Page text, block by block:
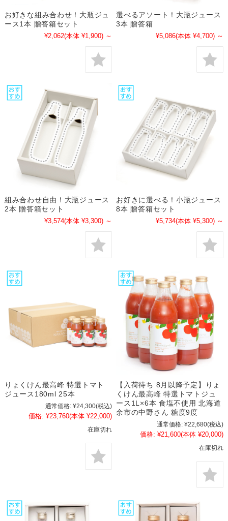
お好きな組み合わせ！大瓶ジュ
ース1本 贈答箱セット
¥2,062(本体 ¥1,900) ～
選べるアソート！大瓶ジュース
3本 贈答箱
¥5,086(本体 ¥4,700) ～
組み合わせ自由！大瓶ジュース
2本 贈答箱セット
¥3,574(本体 ¥3,300) ～
お好きに選べる！小瓶ジュース
8本 贈答箱セット
¥5,734(本体 ¥5,300) ～
りょくけん最高峰 特選トマト
ジュース180ml 25本
通常価格: ¥24,300(税込)
価格: ¥23,760(本体 ¥22,000)
在庫切れ
【入荷待ち 8月以降予定】りょ
くけん最高峰 特選トマトジュ
ース1L×6本 食塩不使用 北海道
余市の中野さん 糖度9度
通常価格: ¥22,680(税込)
価格: ¥21,600(本体 ¥20,000)
在庫切れ